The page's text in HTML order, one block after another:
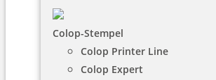
Colop-Stempel
Colop Printer Line
Colop Expert